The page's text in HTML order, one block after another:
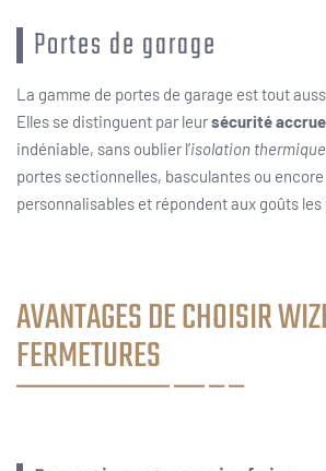
Portes de garage
La gamme de portes de garage est tout
Elles se distinguent par leursécurité accrue
indéniable, sans oublier l’isolation thermique
portes sectionnelles, basculantes ou
personnalisables et répondent aux goûts les
AVANTAGES DE CHOISIR
FERMETURES